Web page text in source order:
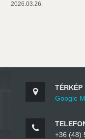
2026.03.26.
TÉRKÉP
Google
+36 (48)